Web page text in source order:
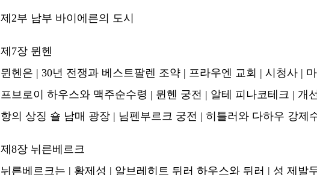
제2부 남부 바이에른의 도시
제7장 뮌헨
뮌헨은 | 30년 전쟁과 베스트팔렌 조약 | 프라우엔 교회 | 시청사 |
프브로이 하우스와 맥주순수령 | 뮌헨 궁전 | 알테 피나코테크 | 개
항의 상징 숄 남매 광장 | 님펜부르크 궁전 | 히틀러와 다하우 강제
제8장 뉘른베르크
뉘른베르크는 | 황제성 | 알브레히트 뒤러 하우스와 뒤러 | 성 제발